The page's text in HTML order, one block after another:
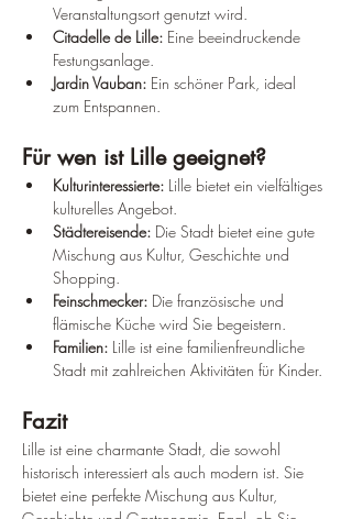
Veranstaltungsort genutzt wird.
Citadelle de Lille: Eine beeindruckende
Festungsanlage.
Jardin Vauban: Ein schöner Park, ideal
zum Entspannen.
Für wen ist Lille geeignet?
Kulturinteressierte: Lille bietet ein vielfältiges
kulturelles Angebot.
Städtereisende: Die Stadt bietet eine gute
Mischung aus Kultur, Geschichte und
Shopping.
Feinschmecker: Die französische und
flämische Küche wird Sie begeistern.
Familien: Lille ist eine familienfreundliche
Stadt mit zahlreichen Aktivitäten für Kinder.
Fazit
Lille ist eine charmante Stadt, die sowohl
historisch interessiert als auch modern ist. Sie
bietet eine perfekte Mischung aus Kultur,